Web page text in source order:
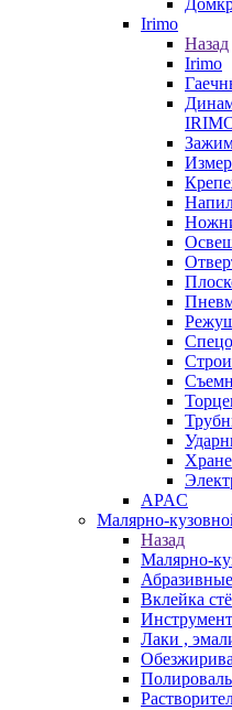
Irimo
Назад
Irimo
APAC
Малярно-
Назад
Малярно-
Вклейка
Лаки ,